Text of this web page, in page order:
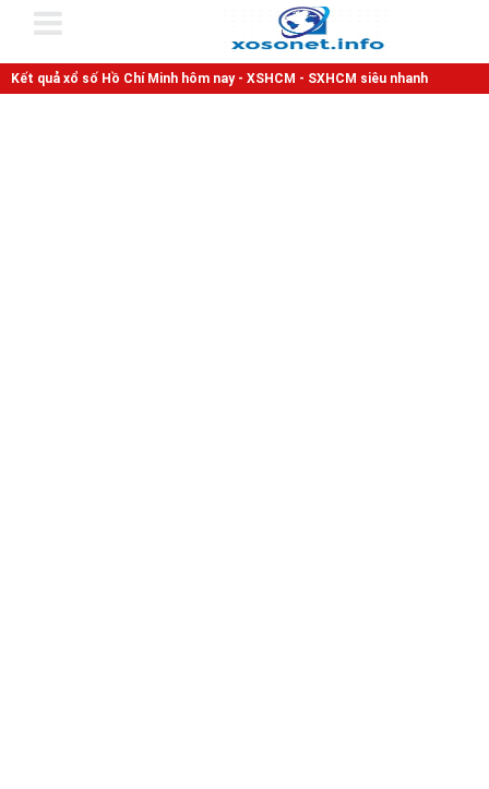
Kết quả xổ số Hồ Chí Minh hôm nay - XSHCM - SXHCM siêu nhanh